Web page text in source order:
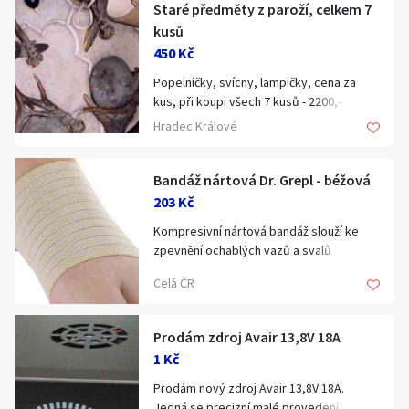
Zakoupíte v obchodě Armik na adrese
Tyršova 271, Žatec nebo online na
https://armik.cz/kalhoty-brandit-us-
ranger-urban/.
fungujícím výdejním boxu ArmikBox nebo
pro Vaši osobní kontrolu kompletnosti a
stavu hry podle návodů. Jedná se o tyto
hry:
1. Lewis & Clark: Cesta na severozápad:
990,-
3. Niagara: 390,-
david.novak zavináč email.cz
Frýdek-Místek
Staré předměty z paroží, celkem 7
kusů
450 Kč
Popelníčky, svícny, lampičky, cena za
kus, při koupi všech 7 kusů - 2200,- Kč.
Hradec Králové
Bandáž nártová Dr. Grepl - béžová
203 Kč
Kompresivní nártová bandáž slouží ke
zpevnění ochablých vazů a svalů
• podepírá pokleslou příčnou klenbu
nožní při problémech ploché nohy
• zpevňuje rozevřené prsty i volnější
klouby chodidla
Celá ČR
Prodám zdroj Avair 13,8V 18A
1 Kč
Prodám nový zdroj Avair 13,8V 18A.